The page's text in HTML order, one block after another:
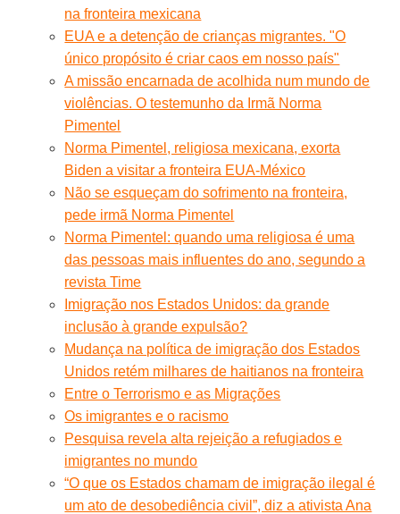
na fronteira mexicana
EUA e a detenção de crianças migrantes. "O
único propósito é criar caos em nosso país"
A missão encarnada de acolhida num mundo de
violências. O testemunho da Irmã Norma
Pimentel
Norma Pimentel, religiosa mexicana, exorta
Biden a visitar a fronteira EUA-México
Não se esqueçam do sofrimento na fronteira,
pede irmã Norma Pimentel
Norma Pimentel: quando uma religiosa é uma
das pessoas mais influentes do ano, segundo a
revista Time
Imigração nos Estados Unidos: da grande
inclusão à grande expulsão?
Mudança na política de imigração dos Estados
Unidos retém milhares de haitianos na fronteira
Entre o Terrorismo e as Migrações
Os imigrantes e o racismo
Pesquisa revela alta rejeição a refugiados e
imigrantes no mundo
“O que os Estados chamam de imigração ilegal é
um ato de desobediência civil”, diz a ativista Ana